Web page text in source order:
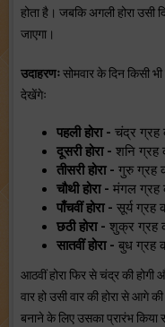
होता है। जबकि अगली होरा उसी
जाएगा।
उदाहरणःसोमवार के दिन किसी
देखेंगेः
पहली होरा - चंद्र ग्रह
दूसरी होरा - शनि ग्रह
तीसरी होरा - गुरु ग्रह
चौथी होरा - मंगल ग्रह
पाँचवीं होरा - सूर्य ग्रह
छठी होरा - शुक्र ग्रह
सातवीं होरा - बुध ग्रह
आठवीं होरा फिर से चंद्र की
वार हो उसी वार की होरा से आगे
बनाने के लिए उसका प्रारंभ किया